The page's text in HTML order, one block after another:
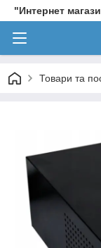
"Интернет
Товари та